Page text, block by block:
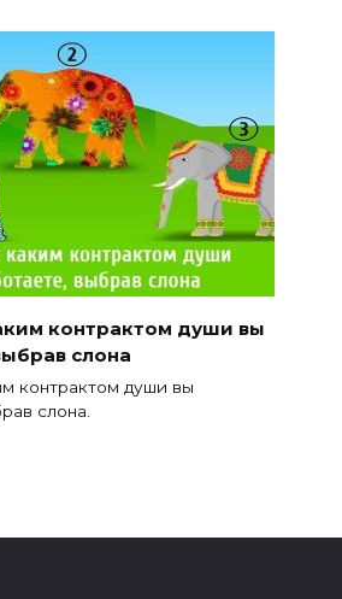
контрактом души вы
слона
контрактом души вы
слона.